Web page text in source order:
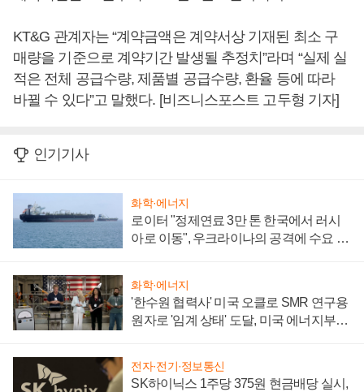
KT&G 관계자는 “계약금액은 계약서상 기재된 최소 구
매량을 기준으로 계약기간 발생될 추정치”라며 “실제 실
적은 전체 공급수량, 제품별 공급수량, 환율 등에 따라
바뀔 수 있다”고 말했다. [비즈니스포스트 고두형 기자]
인기기사
화학·에너지
로이터 "정제연료 3만 톤 한국에서 러시
아로 이동", 우크라이나의 공격에 수요 늘
화학·에너지
'한수원 협력사' 미국 오클로 SMR 연구용
원자로 '임계 상태' 도달, 미국 에너지부
전자·전기·정보통신
SK하이닉스 1주당 375원 현금배당 실시,